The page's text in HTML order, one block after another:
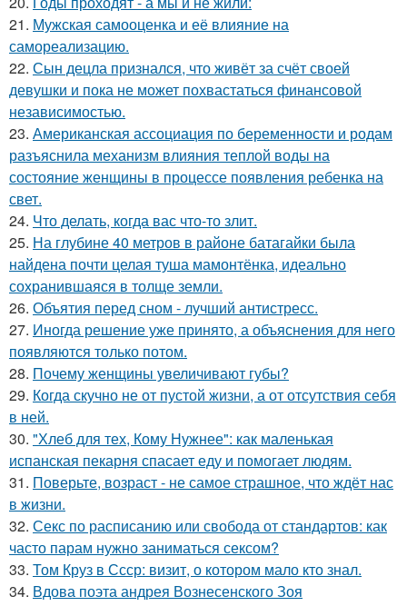
21. Мужская самооценка и её влияние на
самореализацию.
22. Сын децла признался, что живёт за счёт своей
девушки и пока не может похвастаться финансовой
независимостью.
23. Американская ассоциация по беременности и родам
разъяснила механизм влияния теплой воды на
состояние женщины в процессе появления ребенка на
свет.
24. Что делать, когда вас что-то злит.
25. На глубине 40 метров в районе батагайки была
найдена почти целая туша мамонтёнка, идеально
сохранившаяся в толще земли.
26. Объятия перед сном - лучший антистресс.
27. Иногда решение уже принято, а объяснения для него
появляются только потом.
28. Почему женщины увеличивают губы?
29. Когда скучно не от пустой жизни, а от отсутствия себя
в ней.
30. "Хлеб для тех, Кому Нужнее": как маленькая
испанская пекарня спасает еду и помогает людям.
31. Поверьте, возраст - не самое страшное, что ждёт нас
в жизни.
32. Секс по расписанию или свобода от стандартов: как
часто парам нужно заниматься сексом?
33. Том Круз в Ссср: визит, о котором мало кто знал.
34. Вдова поэта андрея Вознесенского Зоя